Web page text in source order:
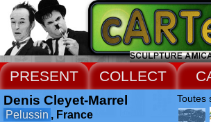
PRESENT COLLECT
Denis Cleyet-Marrel
Pelussin , France
Toutes